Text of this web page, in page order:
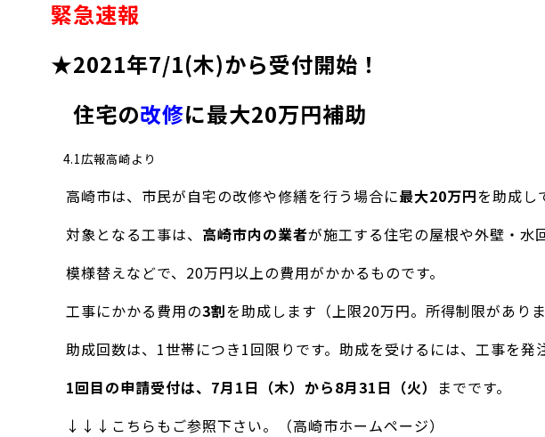
緊急速報
★2021年7/1(木)から受付開始！
住宅の改修に最大20万円補助
4.1広報高崎より
高崎市は、市民が自宅の改修や修繕を行う場合に最大20万円を助成し
対象となる工事は、 高崎市内の業者が施工する住宅の屋根や外壁・水
模様替えなどで、20万円以上の費用がかかるものです。
工事にかかる費用の3割を助成します（上限20万円。所得制限がありま
助成回数は、1世帯につき1回限りです。助成を受けるには、工事を発
1回目の申請受付は、7月1日（木）から8月31日（火）
までです。
↓↓↓こちらもご参照下さい。（高崎市ホームページ）